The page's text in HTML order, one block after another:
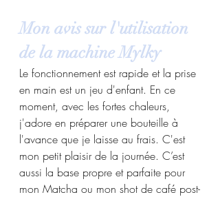
Mon avis sur l'utilisation
de la machine Mylky
Le fonctionnement est rapide et la prise
en main est un jeu d'enfant. En ce
moment, avec les fortes chaleurs,
j'adore en préparer une bouteille à
l'avance que je laisse au frais. C'est
mon petit plaisir de la journée. C’est
aussi la base propre et parfaite pour
mon Matcha ou mon shot de café post-